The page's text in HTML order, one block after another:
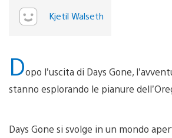
Kjetil Walseth
Dopo l’uscita di Days Gone,
stanno esplorando le pianure
Days Gone si svolge in un mondo